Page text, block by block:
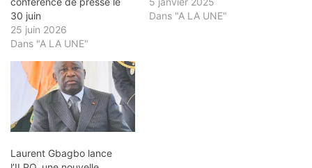
30 juin
25 juin 2026
Dans "A LA UNE"
Dans "A LA UNE"
Laurent Gbagbo lance